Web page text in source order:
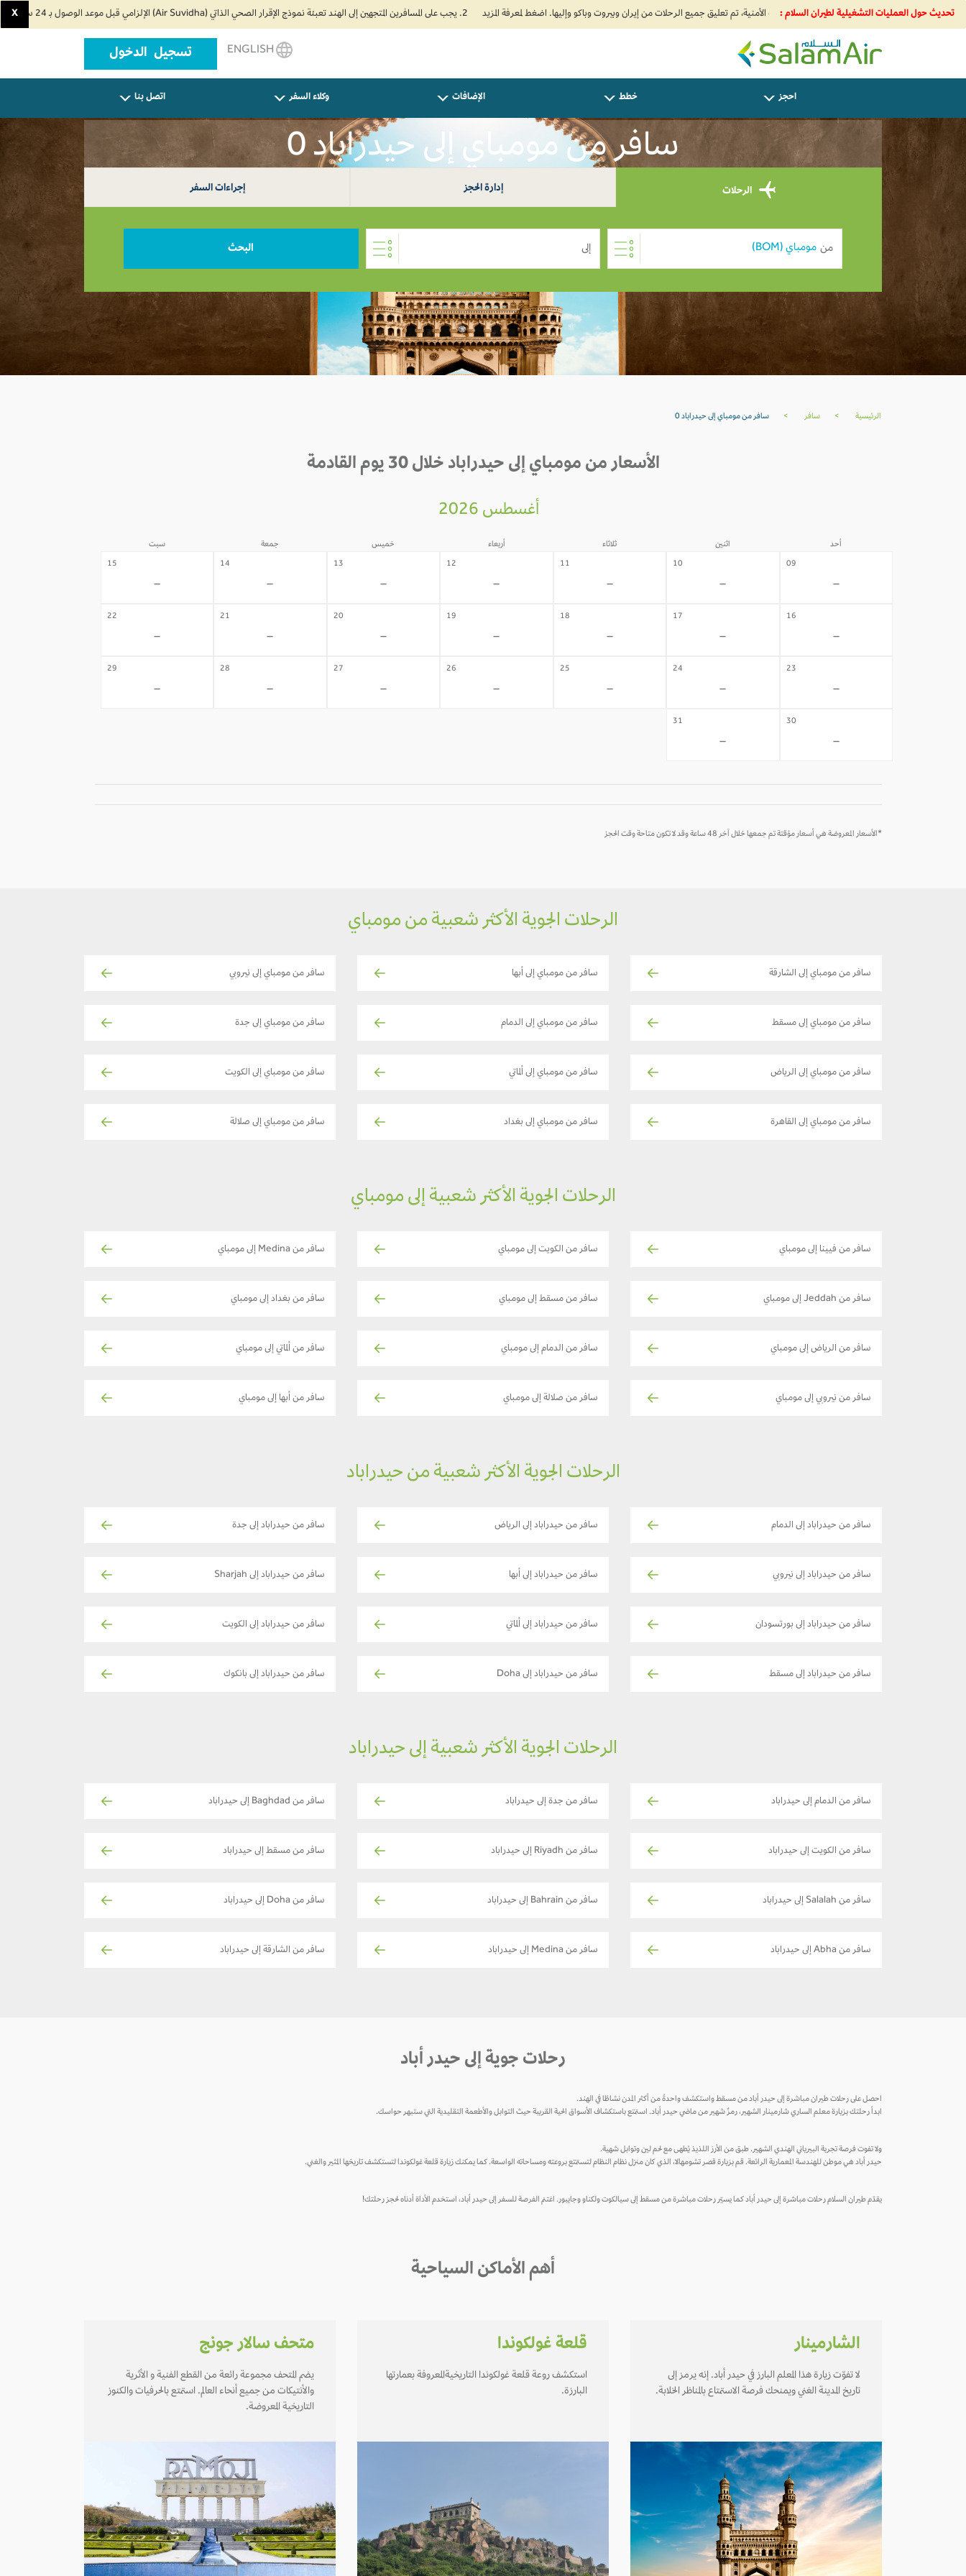
تحديث حول العمليات التشغيلية لطيران السلام : 2. يجب على المسافرين المتجهين إلى الهند تعبئة نموذج الإقرار الصحي الذاتي (Air Suvidha) الإلزامي قبل موعد الوصول بـ 24 ساعة على الأقل. اضغط هنا للدخول إلى بوابة Air Suvidha. X
SalamAir
تسجيل الدخول
احجز خطط الإضافات وكلاء السفر اتصل بنا
سافر من مومباي إلى حيدراباد 0
الرحلات إدارة الحجز إجراءات السفر
من إلى البحث
الرئيسية > سافر > سافر من مومباي إلى حيدراباد 0
الأسعار من مومباي إلى حيدراباد خلال 30 يوم القادمة
أغسطس 2026
أحد اثنين ثلاثاء أربعاء خميس جمعة سبت
09
-
10
-
11
-
12
-
13
-
14
-
15
-
16
-
17
-
18
-
19
-
20
-
21
-
22
-
23
-
24
-
25
-
26
-
27
-
28
-
29
-
30
-
31
-
*الأسعار المعروضة هي أسعار مؤقتة تم جمعها خلال آخر 48 ساعة وقد لا تكون متاحة وقت الحجز
الرحلات الجوية الأكثر شعبية من مومباي
سافر من مومباي إلى الشارقة سافر من مومباي إلى أبها سافر من مومباي إلى نيروبي
سافر من مومباي إلى مسقط سافر من مومباي إلى الدمام سافر من مومباي إلى جدة
سافر من مومباي إلى الرياض سافر من مومباي إلى ألماتي سافر من مومباي إلى الكويت
سافر من مومباي إلى القاهرة سافر من مومباي إلى بغداد سافر من مومباي إلى صلالة
الرحلات الجوية الأكثر شعبية إلى مومباي
سافر من فيينا إلى مومباي سافر من الكويت إلى مومباي سافر من Medina إلى مومباي
سافر من Jeddah إلى مومباي سافر من مسقط إلى مومباي سافر من بغداد إلى مومباي
سافر من الرياض إلى مومباي سافر من الدمام إلى مومباي سافر من ألماتي إلى مومباي
سافر من نيروبي إلى مومباي سافر من صلالة إلى مومباي سافر من أبها إلى مومباي
الرحلات الجوية الأكثر شعبية من حيدراباد
سافر من حيدراباد إلى الدمام سافر من حيدراباد إلى الرياض سافر من حيدراباد إلى جدة
سافر من حيدراباد إلى نيروبي سافر من حيدراباد إلى أبها سافر من حيدراباد إلى Sharjah
سافر من حيدراباد إلى بورتسودان سافر من حيدراباد إلى ألماتي سافر من حيدراباد إلى الكويت
سافر من حيدراباد إلى مسقط سافر من حيدراباد إلى Doha سافر من حيدراباد إلى بانكوك
الرحلات الجوية الأكثر شعبية إلى حيدراباد
سافر من الدمام إلى حيدراباد سافر من جدة إلى حيدراباد سافر من Baghdad إلى حيدراباد
سافر من الكويت إلى حيدراباد سافر من Riyadh إلى حيدراباد سافر من مسقط إلى حيدراباد
سافر من Salalah إلى حيدراباد سافر من Bahrain إلى حيدراباد سافر من Doha إلى حيدراباد
سافر من Abha إلى حيدراباد سافر من Medina إلى حيدراباد سافر من الشارقة إلى حيدراباد
رحلات جوية إلى حيدر أباد
احصل على رحلات طيران مباشرة إلى حيدر أباد من مسقط واستكشف واحدةً من أكثر المدن نشاطًا في الهند.
ابدأ رحلتك بزيارة معلم الساري شارمينار الشهير، رمزٌ شهير من ماضي حيدر أباد. استمتع باستكشاف الأسواق الحية القريبة حيث التوابل والأطعمة التقليدية التي ستبهر حواسك.
ولا تفوت فرصة تجربة البيرياني الهندي الشهير. طبق من الأرز اللذيذ يُطهى مع لحم لين وتوابل شهية.
حيدر أباد هي موطن للهندسة المعمارية الرائعة. قم بزيارة قصر تشومهالا، الذي كان منزل نظام النظام لتستمتع بروعته ومساحاته الواسعة. كما يمكنك زيارة قلعة غولكوندا لتستكشف تاريخها المثير والغني.
يقدّم طيران السلام رحلات مباشرة إلى حيدر أباد كما يسيّر رحلات مباشرة من مسقط إلى سيالكوت ولكناو وجايبور. اغتنم الفرصة للسفر إلى حيدر أباد، استخدم الأداة أدناه لحجز رحلتك!
أهم الأماكن السياحية
الشارمينار
لا تفوّت زيارة هذا المعلم البارز في حيدر أباد. إنه يرمز إلى
تاريخ المدينة الغني ويمنحك فرصة الاستمتاع بالمناظر الخلابة.
قلعة غولكوندا
استكشف روعة قلعة غولكوندا التاريخيةالمعروفة بعمارتها
البارزة.
متحف سالار جونج
يضم المتحف مجموعة رائعة من القطع الفنية و الأثرية
والأنتيكات من جميع أنحاء العالم. استمتع بالحرفيات والكنوز
التاريخية المعروضة.